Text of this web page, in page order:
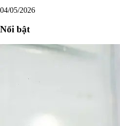
04/05/2026
Nổi bật